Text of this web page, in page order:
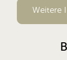
Weitere